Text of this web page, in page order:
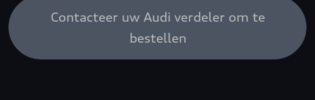
Contacteer uw Audi verdeler om te
bestellen